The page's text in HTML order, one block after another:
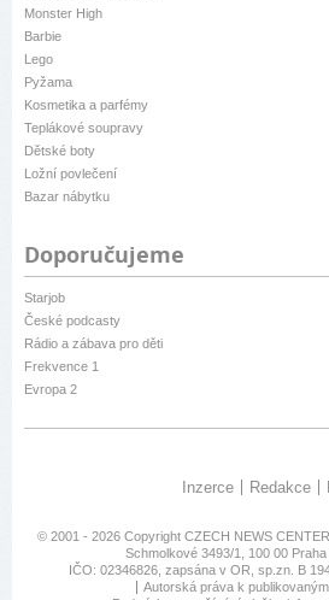
Monster High
Barbie
Lego
Pyžama
Kosmetika a parfémy
Teplákové soupravy
Dětské boty
Ložní povlečení
Bazar nábytku
Doporučujeme
Starjob
České podcasty
Rádio a zábava pro děti
Frekvence 1
Evropa 2
Inzerce Redakce
© 2001 - 2026 Copyright CZECH NEWS
Schmolkové 3493/1, 100 00 Praha
IČO: 02346826, zapsána v OR, sp.zn. B
Autorská práva k